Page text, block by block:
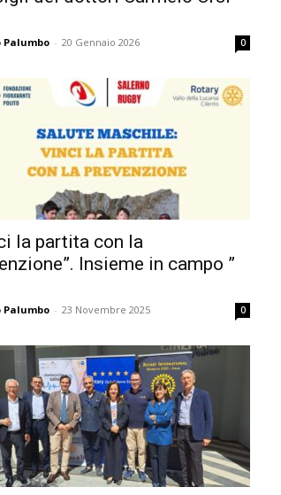
- 20 Gennaio 2026 0
la partita con la
Insieme in campo ”
- 23 Novembre 2025 0